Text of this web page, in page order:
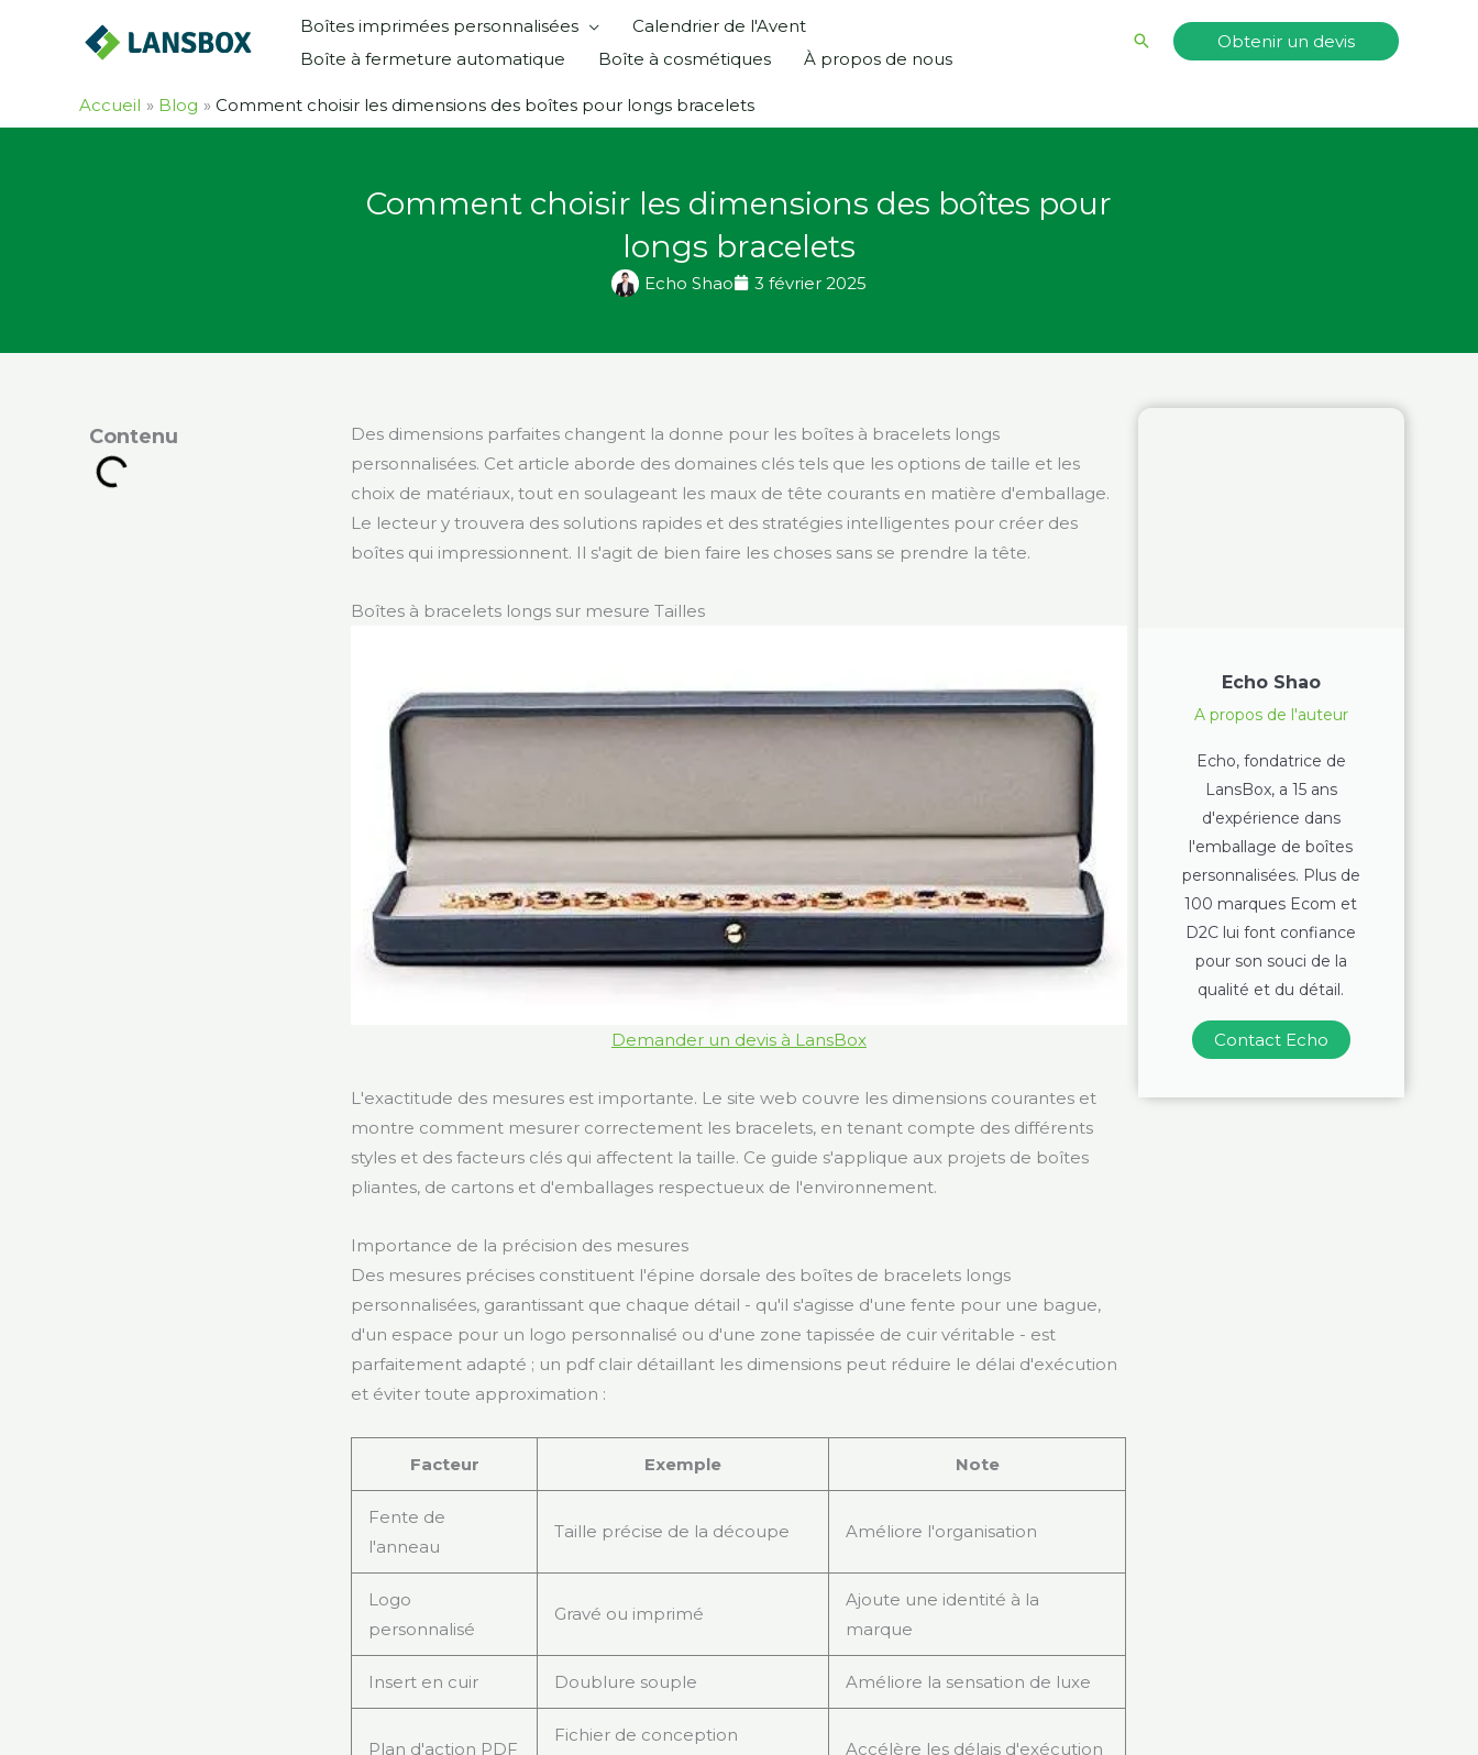
Boîtes imprimées personnalisées
Calendrier de l'Avent
Boîte à fermeture automatique
Boîte à cosmétiques À propos de nous
RechercherObtenir un devis
Accueil Blog Comment choisir les dimensions des boîtes pour longs bracelets
Comment choisir les dimensions des boîtes pour
longs bracelets
Echo Shao 3 février 2025
Contenu
Des dimensions parfaites changent la donne pour les boîtes à bracelets longs
personnalisées. Cet article aborde des domaines clés tels que les options de taille et les
choix de matériaux, tout en soulageant les maux de tête courants en matière d'emballage.
Le lecteur y trouvera des solutions rapides et des stratégies intelligentes pour créer des
boîtes qui impressionnent. Il s'agit de bien faire les choses sans se prendre la tête.
Boîtes à bracelets longs sur mesure Tailles
Demander un devis à LansBox
L'exactitude des mesures est importante. Le site web couvre les dimensions courantes et
montre comment mesurer correctement les bracelets, en tenant compte des différents
styles et des facteurs clés qui affectent la taille. Ce guide s'applique aux projets de boîtes
pliantes, de cartons et d'emballages respectueux de l'environnement.
Importance de la précision des mesures
Des mesures précises constituent l'épine dorsale des boîtes de bracelets longs
personnalisées, garantissant que chaque détail - qu'il s'agisse d'une fente pour une bague,
d'un espace pour un logo personnalisé ou d'une zone tapissée de cuir véritable - est
parfaitement adapté ; un pdf clair détaillant les dimensions peut réduire le délai d'exécution
et éviter toute approximation :
Facteur Exemple Note
Fente de
l'anneau
Taille précise de la découpe Améliore l'organisation
Logo
personnalisé
Gravé ou imprimé
Ajoute une identité à la
marque
Insert en cuir Doublure souple Améliore la sensation de luxe
Plan d'action PDF
Fichier de conception
Accélère les délais d'exécution
Echo Shao
A propos de l'auteur
Echo, fondatrice de
LansBox, a 15 ans
d'expérience dans
l'emballage de boîtes
personnalisées. Plus de
100 marques Ecom et
D2C lui font confiance
pour son souci de la
qualité et du détail.
Contact Echo